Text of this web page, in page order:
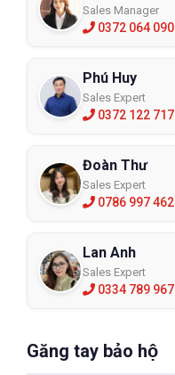
Sales Manager
0372 064 090
Phú Huy
Sales Expert
0372 122 717
Đoàn Thư
Sales Expert
0786 997 462
Lan Anh
Sales Expert
0334 789 967
Găng tay bảo hộ